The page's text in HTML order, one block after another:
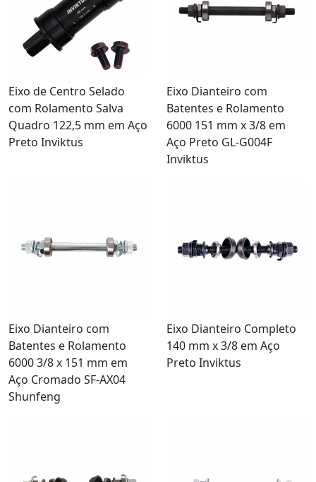
Eixo de Centro Selado
com Rolamento Salva
Quadro 122,5 mm em Aço
Preto Inviktus
Eixo Dianteiro com
Batentes e Rolamento
6000 151 mm x 3/8 em
Aço Preto GL-G004F
Inviktus
Eixo Dianteiro com
Batentes e Rolamento
6000 3/8 x 151 mm em
Aço Cromado SF-AX04
Shunfeng
Eixo Dianteiro Completo
140 mm x 3/8 em Aço
Preto Inviktus